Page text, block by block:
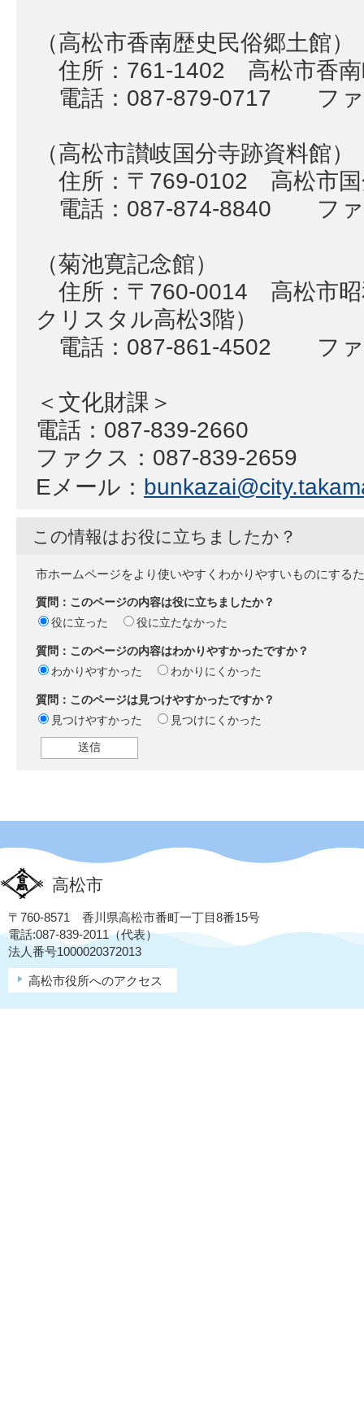
（高松市香南歴史民俗郷土館）
住所：761-1402 高松市香南
電話：087-879-0717 フ
（高松市讃岐国分寺跡資料館）
住所：〒769-0102 高松市国
電話：087-874-8840 フ
（菊池寛記念館）
住所：〒760-0014 高松市昭
クリスタル高松3階）
電話：087-861-4502 フ
＜文化財課＞
電話：087-839-2660
ファクス：087-839-2659
Eメール：
この情報はお役に立ちましたか？
市ホームページをより使いやすくわかりやすいものにする
質問：このページの内容は役に立ちましたか？
役に立った
役に立たなかった
質問：このページの内容はわかりやすかったですか？
わかりやすかった
わかりにくかった
質問：このページは見つけやすかったですか？
見つけやすかった
見つけにくかった
高松市
〒760-8571 香川県高松市番町一丁目8番15号
電話:087-839-2011（代表）
法人番号1000020372013
高松市役所へのアクセス